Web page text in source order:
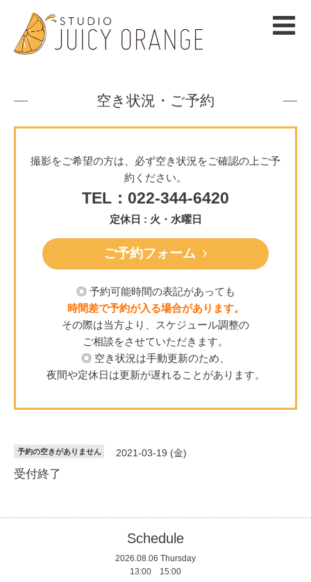
空き状況・ご予約
撮影をご希望の方は、必ず空き状況をご確認の上ご予
約ください。
TEL：022-344-6420
定休日 : 火・水曜日
ご予約フォーム
◎ 予約可能時間の表記があっても
時間差で予約が入る場合があります。
その際は当方より、スケジュール調整の
ご相談をさせていただきます。
◎ 空き状況は手動更新のため、
夜間や定休日は更新が遅れることがあります。
予約の空きがありません 2021-03-19 (金)
受付終了
Schedule
2026.08.06 Thursday
13:00 15:00